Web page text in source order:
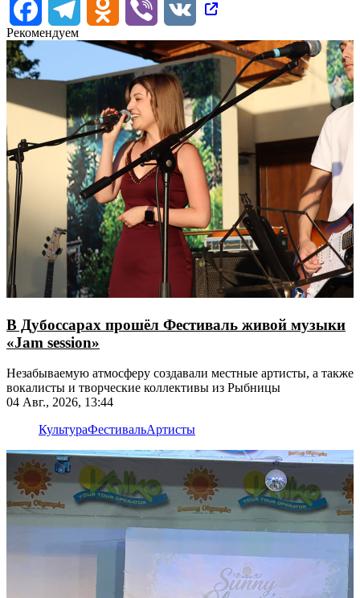
FacebookTelegram Odnoklassniki
Viber
VK
Рекомендуем
В Дубоссарах прошёл Фестиваль живой музыки
«Jam session»
Незабываемую атмосферу создавали местные артисты, а также
вокалисты и творческие коллективы из Рыбницы
04 Авг., 2026, 13:44
КультураФестивальАртисты